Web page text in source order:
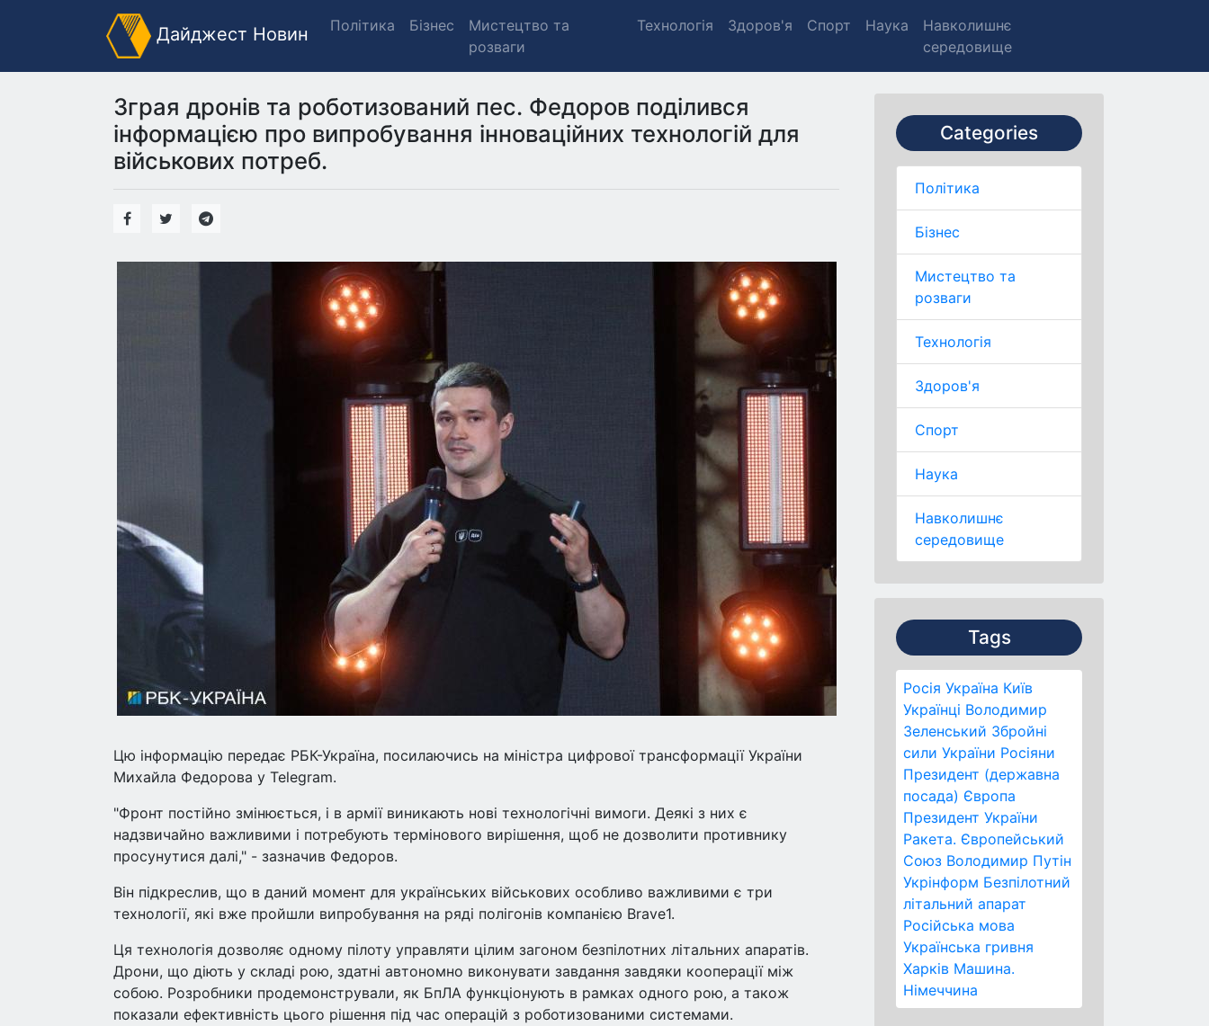
Дайджест Новин Політика Бізнес
Мистецтво та
розваги
Технологія Здоров'я Спорт Наука
Навколишнє
середовище
Categories
Політика
Бізнес
Мистецтво та
розваги
Технологія
Здоров'я
Спорт
Наука
Навколишнє
середовище
Tags
Росія Україна Київ
Українці Володимир
Зеленський Збройні
сили України Росіяни
Президент (державна
посада) Європа
Президент України
Ракета. Європейський
Союз Володимир Путін
Укрінформ Безпілотний
літальний апарат
Російська мова
Українська гривня
Харків Машина.
Німеччина
Зграя дронів та роботизований пес. Федоров поділився
інформацією про випробування інноваційних технологій для
військових потреб.
Цю інформацію передає РБК-Україна, посилаючись на міністра цифрової трансформації України
Михайла Федорова у Telegram.
"Фронт постійно змінюється, і в армії виникають нові технологічні вимоги. Деякі з них є
надзвичайно важливими і потребують термінового вирішення, щоб не дозволити противнику
просунутися далі," - зазначив Федоров.
Він підкреслив, що в даний момент для українських військових особливо важливими є три
технології, які вже пройшли випробування на ряді полігонів компанією Brave1.
Ця технологія дозволяє одному пілоту управляти цілим загоном безпілотних літальних апаратів.
Дрони, що діють у складі рою, здатні автономно виконувати завдання завдяки кооперації між
собою. Розробники продемонстрували, як БпЛА функціонують в рамках одного рою, а також
показали ефективність цього рішення під час операцій з роботизованими системами.